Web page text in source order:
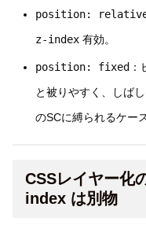
position:
z-index有効。
position: fixed
と被りやすく、しば
のSCに縛られるケー
CSSレイヤー化
index は別物